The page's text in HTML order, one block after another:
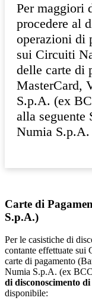
Per maggiori
procedere al
operazioni di
sui Circuiti
delle carte di
MasterCard,
S.p.A. (ex
alla seguente
Numia
Carte di
S.p.A.)
Per le casistiche di
contante effettuate
carte di pagamento
Numia S.p.A. (ex
di disconoscimento
disponibile: